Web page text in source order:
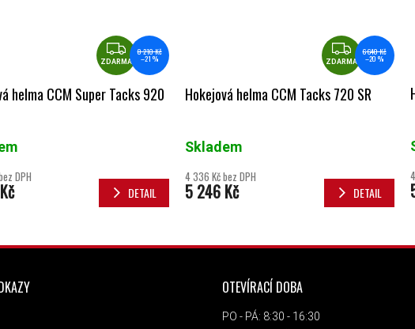
ZDARMA
ZDARMA
8 210 Kč
–21 %
helma CCM Super Tacks 920
DPH
DETAIL
ZDARMA
6 640 Kč
–20 %
Hokejová helma CCM Tacks 720 SR
Skladem
4 336 Kč bez DPH
5 246 Kč DETAIL
OTEVÍRACÍ DOBA
PO - PÁ: 8:30 - 16:30